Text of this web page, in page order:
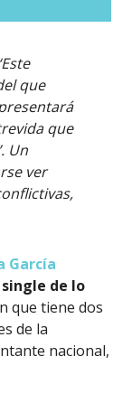
que
que
Un
ver
García
de lo
que tiene dos
de la
nacional,